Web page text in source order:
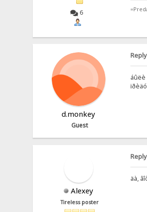
6
d.monkey
Guest
áûëè
Alexey
Tireless poster
äà,